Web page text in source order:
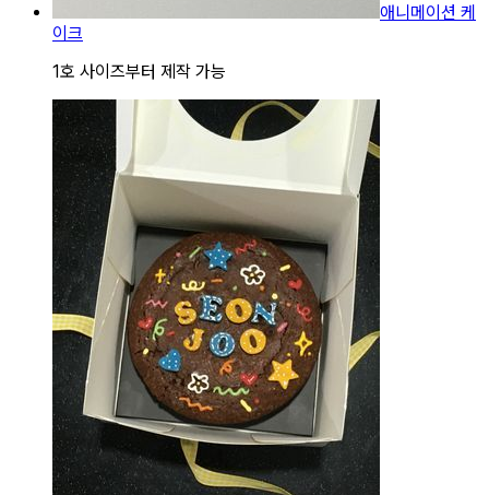
애니메이션 케
이크
1호 사이즈부터 제작 가능